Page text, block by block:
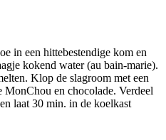
in een hittebestendige kom en
kokend water (au bain-marie).
Klop de slagroom met een
en chocolade. Verdeel
laat 30 min. in de koelkast